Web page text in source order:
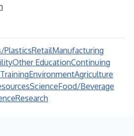
PlasticsRetailManufacturing
Other EducationContinuing
TrainingEnvironmentAgriculture
ScienceFood/Beverage
Research